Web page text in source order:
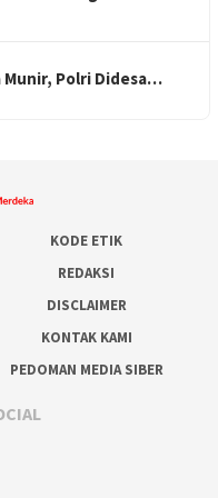
Munir, Polri Didesa…
KODE ETIK
REDAKSI
DISCLAIMER
KONTAK KAMI
PEDOMAN MEDIA SIBER